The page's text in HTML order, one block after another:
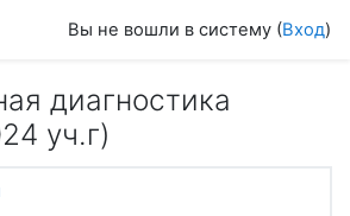
Вы не вошли в систему (Вход)
диагностика
уч.г)